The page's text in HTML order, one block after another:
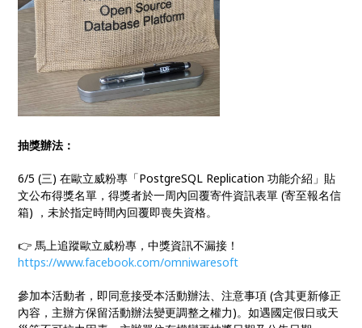
抽獎辦法：
6/5 (三) 在歐立威粉專「PostgreSQL Replication 功能介紹」貼
文公布得獎名單，得獎者於一周內回覆寄件資訊表單 (寄至報名信
箱) ，未於指定時間內回覆即喪失資格。
👉 馬上追蹤歐立威粉專，中獎資訊不漏接！
https://www.facebook.com/omniwaresoft
參加本活動者，即同意接受本活動辦法、注意事項 (含其更新修正
內容，主辦方保留活動辦法變更調整之權力)。如遇國定假日或天